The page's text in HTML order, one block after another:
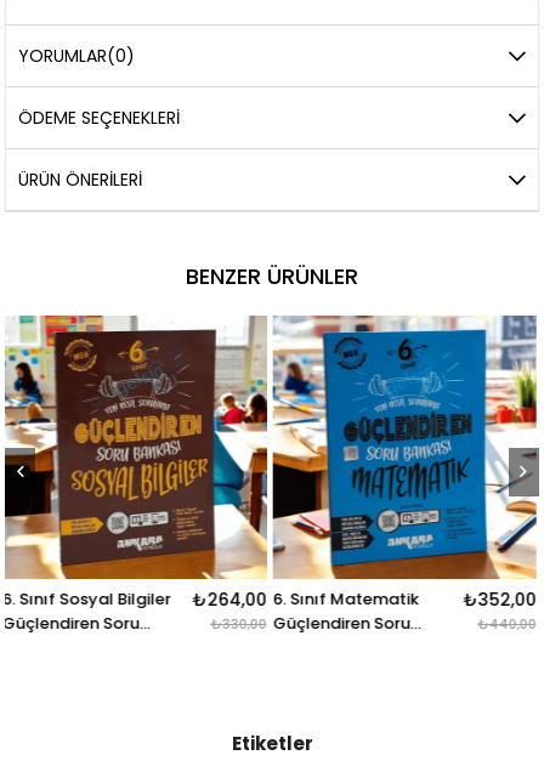
YORUMLAR(0)
ÖDEME SEÇENEKLERI
ÜRÜN ÖNERILERI
BENZER ÜRÜNLER
6. Sınıf Matematik
Güçlendiren Soru
₺352,00
₺440,00
6.sınıf Sosyal Bilgiler
Soru Bankası Hız
Etiketler